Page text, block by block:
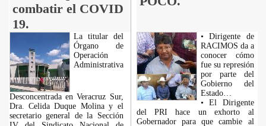
combatir el COVID
19.
La titular del
Órgano de
Operación
Administrativa
Desconcentrada en Veracruz Sur,
Dra. Celida Duque Molina y el
secretario general de la Sección
• Dirigente de
RACIMOS da a
conocer cómo
fue su represión
por parte del
Gobierno del
Estado…
• El Dirigente
del PRI hace un exhorto al
Gobernador para que cambie al